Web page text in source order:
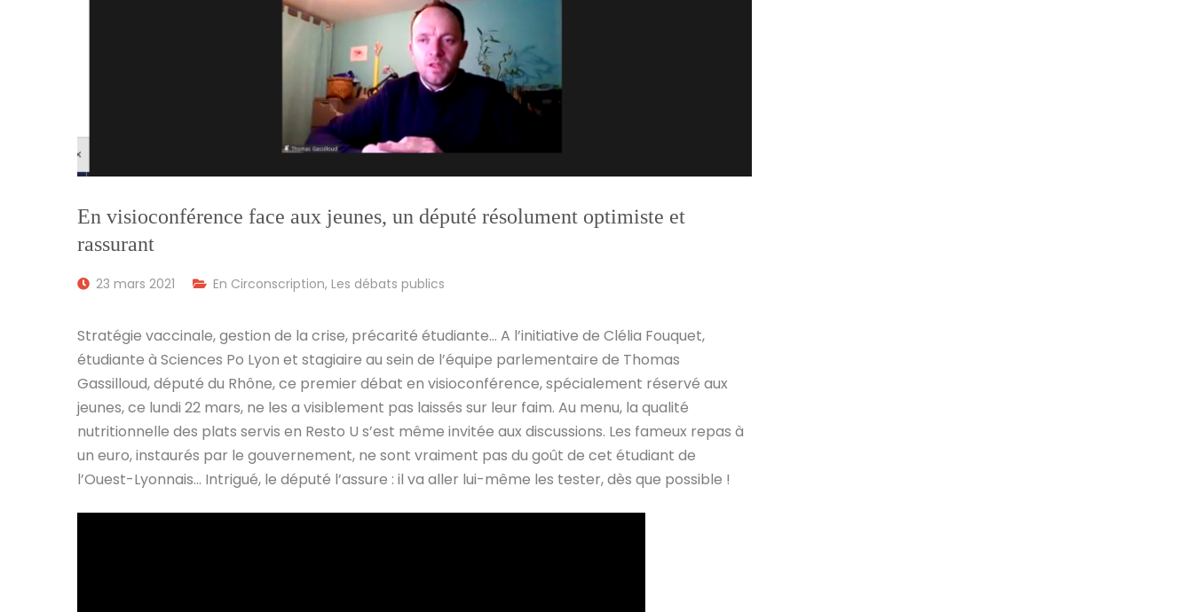
En visioconférence face aux jeunes, un député résolument optimiste et
rassurant
23 mars 2021 En Circonscription, Les débats publics
Stratégie vaccinale, gestion de la crise, précarité étudiante… A l’initiative de Clélia Fouquet,
étudiante à Sciences Po Lyon et stagiaire au sein de l’équipe parlementaire de Thomas
Gassilloud, député du Rhône, ce premier débat en visioconférence, spécialement réservé aux
jeunes, ce lundi 22 mars, ne les a visiblement pas laissés sur leur faim. Au menu, la qualité
nutritionnelle des plats servis en Resto U s’est même invitée aux discussions. Les fameux repas à
un euro, instaurés par le gouvernement, ne sont vraiment pas du goût de cet étudiant de
l’Ouest-Lyonnais… Intrigué, le député l’assure : il va aller lui-même les tester, dès que possible !